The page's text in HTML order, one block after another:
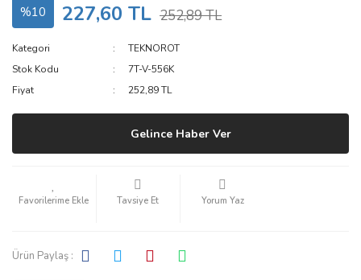
%10 227,60 TL 252,89 TL
Kategori
TEKNOROT
Stok Kodu
7T-V-556K
Fiyat
252,89 TL
Gelince Haber Ver
Tavsiye Et Yorum Yaz
Ürün Paylaş :